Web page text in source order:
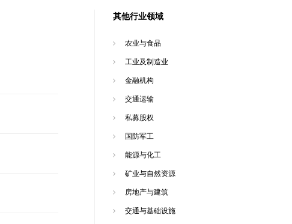
其他行业领域
农业与食品
工业及制造业
金融机构
交通运输
私募股权
国防军工
能源与化工
矿业与自然资源
房地产与建筑
交通与基础设施